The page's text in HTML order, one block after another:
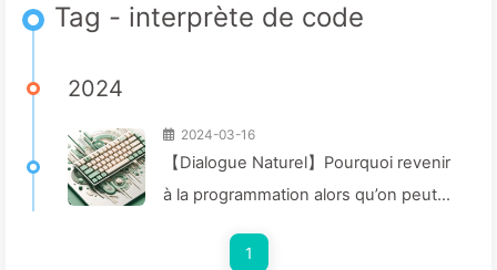
Tag - interprète de code
2024
2024-03-16
【Dialogue Naturel】Pourquoi revenir
à la programmation alors qu’on peut
Apprendre l'IA lentement 029
1